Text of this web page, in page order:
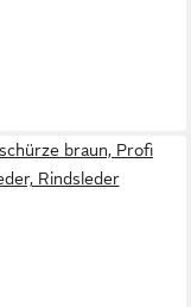
braun, Profi
Rindsleder